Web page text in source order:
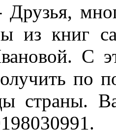
Друзья,
из книг
С
по
страны.